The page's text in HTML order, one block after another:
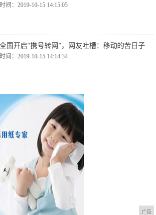
时间：2019-10-15 14:15:05
全国开启“携号转网”，网友吐槽：移动的苦日子
时间：2019-10-15 14:14:34
广告